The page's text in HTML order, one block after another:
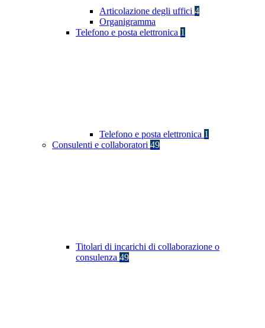
Articolazione degli uffici 4
Organigramma
Telefono e posta elettronica 1
Telefono e posta elettronica 1
Consulenti e collaboratori 49
Titolari di incarichi di collaborazione o
consulenza 49